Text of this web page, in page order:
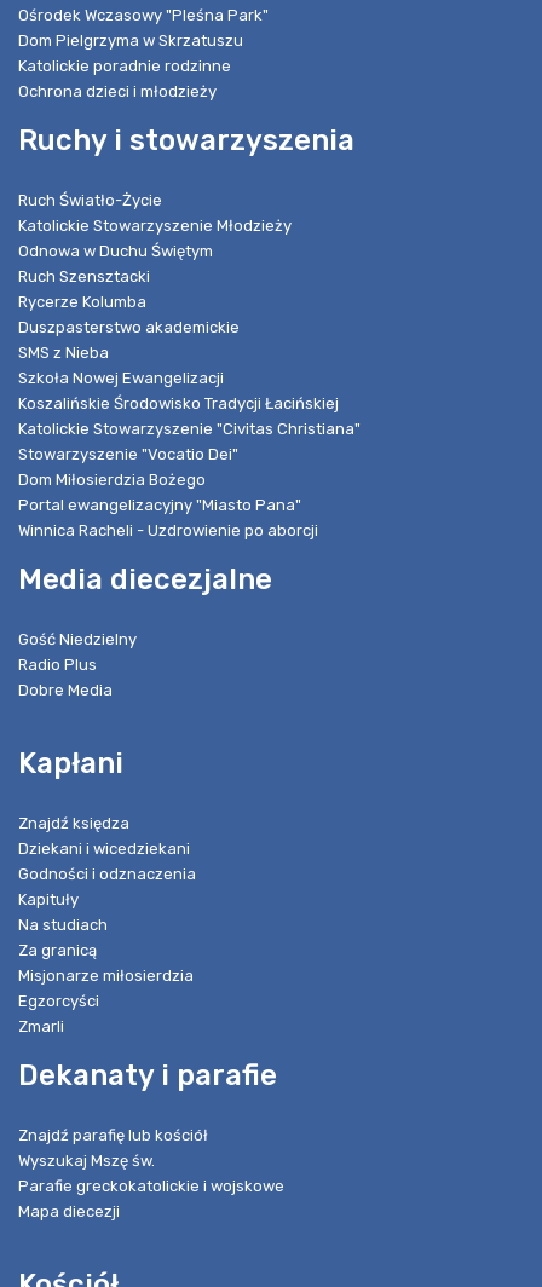
Ośrodek Wczasowy "Pleśna Park"
Dom Pielgrzyma w Skrzatuszu
Katolickie poradnie rodzinne
Ochrona dzieci i młodzieży
Ruchy i stowarzyszenia
Ruch Światło-Życie
Katolickie Stowarzyszenie Młodzieży
Odnowa w Duchu Świętym
Ruch Szensztacki
Rycerze Kolumba
Duszpasterstwo akademickie
SMS z Nieba
Szkoła Nowej Ewangelizacji
Koszalińskie Środowisko Tradycji Łacińskiej
Katolickie Stowarzyszenie "Civitas Christiana"
Stowarzyszenie "Vocatio Dei"
Dom Miłosierdzia Bożego
Portal ewangelizacyjny "Miasto Pana"
Winnica Racheli - Uzdrowienie po aborcji
Media diecezjalne
Gość Niedzielny
Radio Plus
Dobre Media
Kapłani
Znajdź księdza
Dziekani i wicedziekani
Godności i odznaczenia
Kapituły
Na studiach
Za granicą
Misjonarze miłosierdzia
Egzorcyści
Zmarli
Dekanaty i parafie
Znajdź parafię lub kościół
Wyszukaj Mszę św.
Parafie greckokatolickie i wojskowe
Mapa diecezji